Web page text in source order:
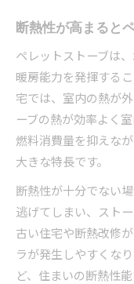
断熱性が高まると
ペレットストーブは
暖房能力を発揮する
宅では、室内の熱が
ーブの熱が効率よく
燃料消費量を抑えな
大きな特長です。
断熱性が十分でない
逃げてしまい、スト
古い住宅や断熱改修
ラが発生しやすくな
ど、住まいの断熱性